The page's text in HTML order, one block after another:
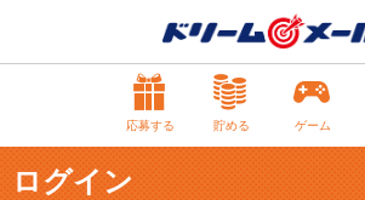
応募する 貯める ゲーム
ログイン